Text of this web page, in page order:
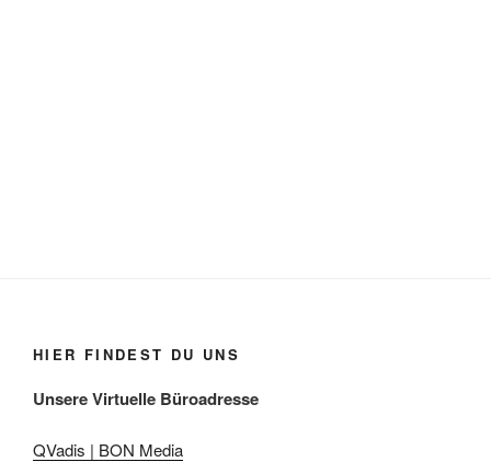
HIER FINDEST DU UNS
Unsere Virtuelle Büroadresse
QVadis | BON Media